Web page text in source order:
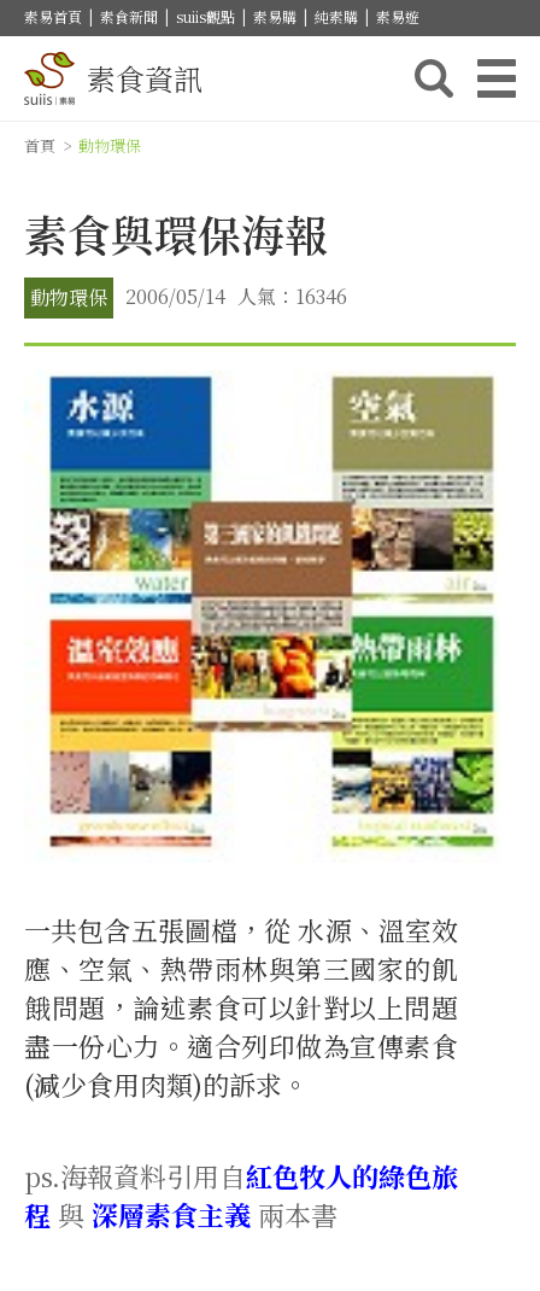
素易首頁 | 素食新聞 | suiis觀點 | 素易購 | 純素購 | 素易遊
素食資訊
首頁 > 動物環保
素食與環保海報
動物環保 2006/05/14 人氣：16346
一共包含五張圖檔，從 水源、溫室效
應、空氣、熱帶雨林與第三國家的飢
餓問題，論述素食可以針對以上問題
盡一份心力。適合列印做為宣傳素食
(減少食用肉類)的訴求。
ps.海報資料引用自紅色牧人的綠色旅
程 與 深層素食主義 兩本書